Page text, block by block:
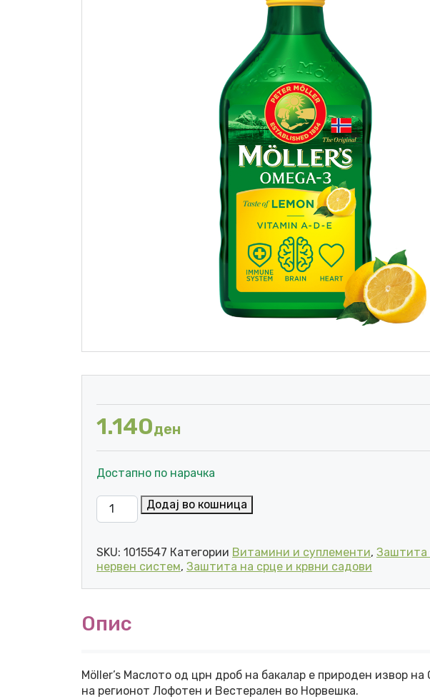
1.140ден
Достапно по нарачка
MOLLERS OMEGA-3 СИРУП ЗА ДЕЦА СО ВКУС НА ЛИМОН 250
Додај во кошница
SKU: 1015547 Категории Витамини и суплементи, Заштита
нервен систем, Заштита на срце и крвни садови
Опис
Möller’s Маслото од црн дроб на бакалар е природен извор
на регионот Лофотен и Вестерален во Норвешка.